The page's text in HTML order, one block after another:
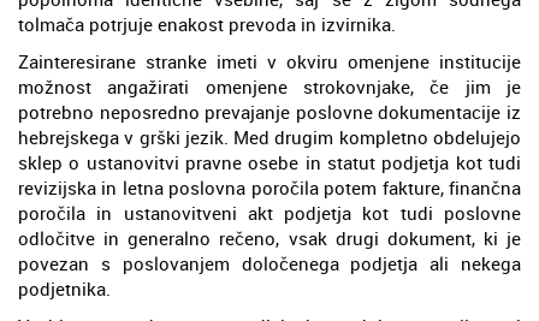
tolmača potrjuje enakost prevoda in izvirnika.
Zainteresirane stranke imeti v okviru omenjene institucije
možnost angažirati omenjene strokovnjake, če jim je
potrebno neposredno prevajanje poslovne dokumentacije iz
hebrejskega v grški jezik. Med drugim kompletno obdelujejo
sklep o ustanovitvi pravne osebe in statut podjetja kot tudi
revizijska in letna poslovna poročila potem fakture, finančna
poročila in ustanovitveni akt podjetja kot tudi poslovne
odločitve in generalno rečeno, vsak drugi dokument, ki je
povezan s poslovanjem določenega podjetja ali nekega
podjetnika.